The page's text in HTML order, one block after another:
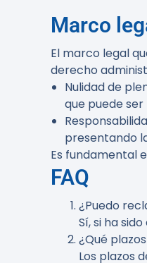
Marco
El marco legal
derecho
Nulidad de
que puede
presentando
Es fundamental
FAQ
¿Puedo
Sí, si ha
¿Qué
Los plazos